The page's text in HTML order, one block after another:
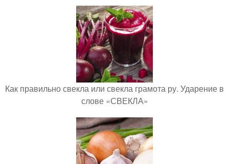
Как правильно свекла или свекла грамота ру. Ударение в
слове «СВЕКЛА»